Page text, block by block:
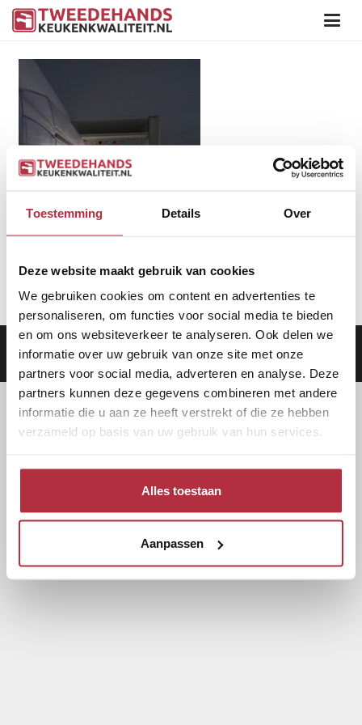
Toestemming Details Over
Deze website maakt gebruik van cookies
We gebruiken cookies om content en advertenties te
personaliseren, om functies voor social media te bieden
en om ons websiteverkeer te analyseren. Ook delen we
informatie over uw gebruik van onze site met onze
partners voor social media, adverteren en analyse. Deze
partners kunnen deze gegevens combineren met andere
informatie die u aan ze heeft verstrekt of die ze hebben
verzameld op basis van uw gebruik van hun services.
Alles toestaan
Aanpassen
Aanbod| Keukens |Levering|Garantie|Privacy Beleid